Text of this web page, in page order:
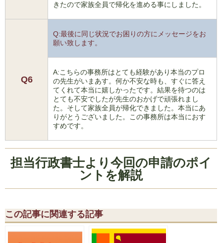
きたので家族全員で帰化を進める事にしました。
Q6
Q:最後に同じ状況でお困りの方にメッセージをお
願い致します。
A:こちらの事務所はとても経験があり本当のプロ
の先生がいまあす。何か不安な時も、すぐに答え
てくれて本当に嬉しかったです。結果を待つのは
とても不安でしたが先生のおかげで頑張れまし
た。そして家族全員が帰化できました。本当にあ
りがとうございました。この事務所は本当におす
すめです。
担当行政書士より今回の申請のポイ
ントを解説
この記事に関連する記事